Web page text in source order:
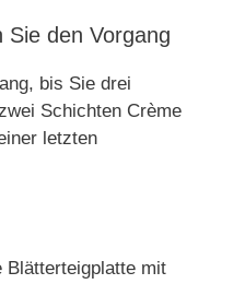
Sie den Vorgang
bis Sie drei
Schichten Crème
letzten
Blätterteigplatte mit